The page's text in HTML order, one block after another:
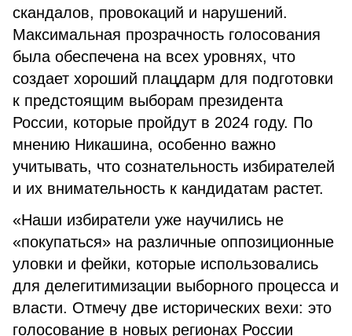
скандалов, провокаций и нарушений.
Максимальная прозрачность голосования
была обеспечена на всех уровнях, что
создает хороший плацдарм для подготовки
к предстоящим выборам президента
России, которые пройдут в 2024 году. По
мнению Никашина, особенно важно
учитывать, что сознательность избирателей
и их внимательность к кандидатам растет.
«Наши избиратели уже научились не
«покупаться» на различные оппозиционные
уловки и фейки, которые использовались
для делегитимизации выборного процесса и
власти. Отмечу две исторических вехи: это
голосование в новых регионах России